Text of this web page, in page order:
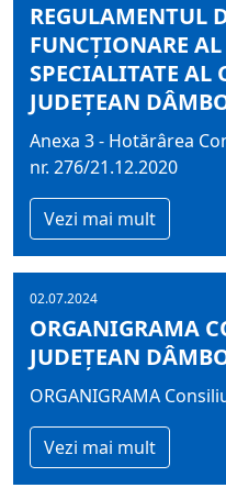
REGULAMENTUL
FUNCŢIONARE
SPECIALITATE
JUDEȚEAN
Anexa 3 - Hotărârea
nr. 276/21.12.2020
Vezi mai mult
02.07.2024
ORGANIGRAMA
JUDEŢEAN
ORGANIGRAMA
Vezi mai mult